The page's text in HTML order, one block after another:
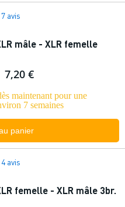
7 avis
mâle - XLR femelle
7,20 €
maintenant pour une
7 semaines
panier
4 avis
femelle - XLR mâle 3br.